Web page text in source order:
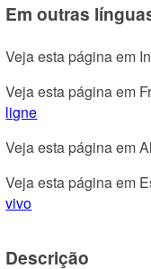
Em outras
Veja esta página em
Veja esta página em
ligne
Veja esta página em
Veja esta página em
vivo
Descrição